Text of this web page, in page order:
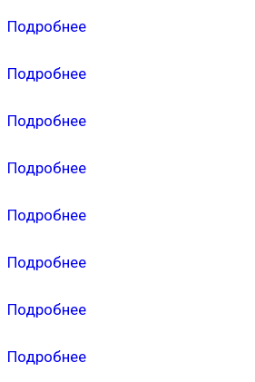
Подробнее
Подробнее
Подробнее
Подробнее
Подробнее
Подробнее
Подробнее
Подробнее